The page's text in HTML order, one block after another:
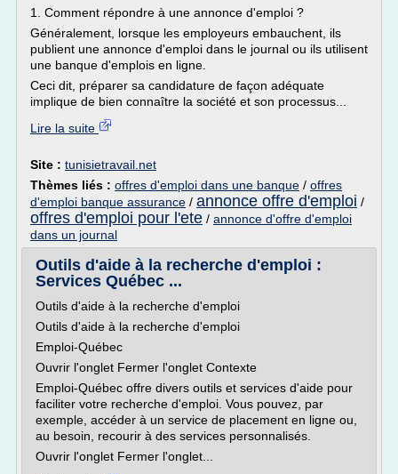
1. Comment répondre à une annonce d'emploi ?
Généralement, lorsque les employeurs embauchent, ils
publient une annonce d'emploi dans le journal ou ils utilisent
une banque d'emplois en ligne.
Ceci dit, préparer sa candidature de façon adéquate
implique de bien connaître la société et son processus...
Lire la suite
Site : tunisietravail.net
Thèmes liés : offres d'emploi dans une banque / offres
d'emploi banque assurance / annonce offre d'emploi /
offres d'emploi pour l'ete / annonce d'offre d'emploi
dans un journal
Outils d'aide à la recherche d'emploi :
Services Québec ...
Outils d'aide à la recherche d'emploi
Outils d'aide à la recherche d'emploi
Emploi-Québec
Ouvrir l'onglet Fermer l'onglet Contexte
Emploi-Québec offre divers outils et services d'aide pour
faciliter votre recherche d'emploi. Vous pouvez, par
exemple, accéder à un service de placement en ligne ou,
au besoin, recourir à des services personnalisés.
Ouvrir l'onglet Fermer l'onglet...